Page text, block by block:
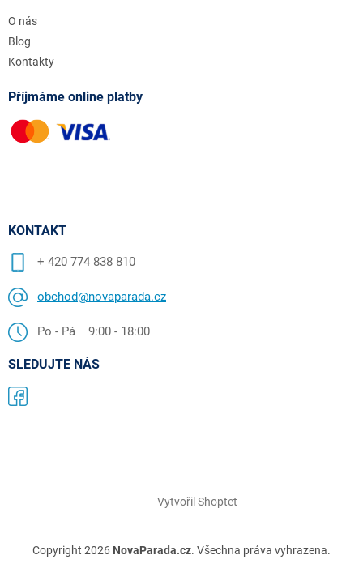
O nás
Blog
Kontakty
Příjmáme online platby
KONTAKT
+ 420 774 838 810
obchod@novaparada.cz
Po - Pá 9:00 - 18:00
SLEDUJTE NÁS
Vytvořil Shoptet
Copyright 2026 NovaParada.cz. Všechna práva vyhrazena.